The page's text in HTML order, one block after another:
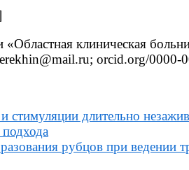
клиническая
orcid.org/0000-
стимуляции длительно
рубцов при ведении